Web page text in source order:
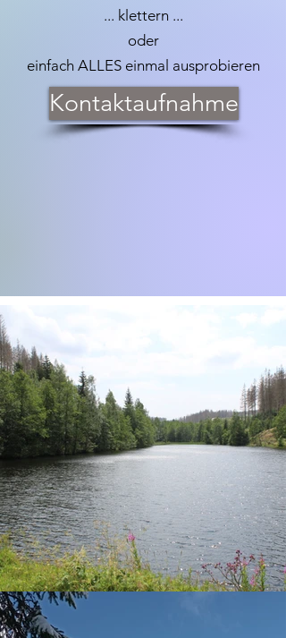
... klettern ...
oder
einfach ALLES einmal ausprobieren
Kontaktaufnahme